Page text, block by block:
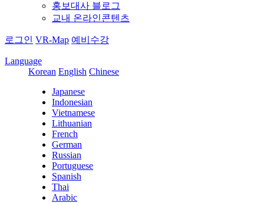
홍보대사 블로그
교내 온라인콘텐츠
로그인 VR-Map 예비수강
Language
Korean English Chinese
Japanese
Indonesian
Vietnamese
Lithuanian
French
German
Russian
Portuguese
Spanish
Thai
Arabic